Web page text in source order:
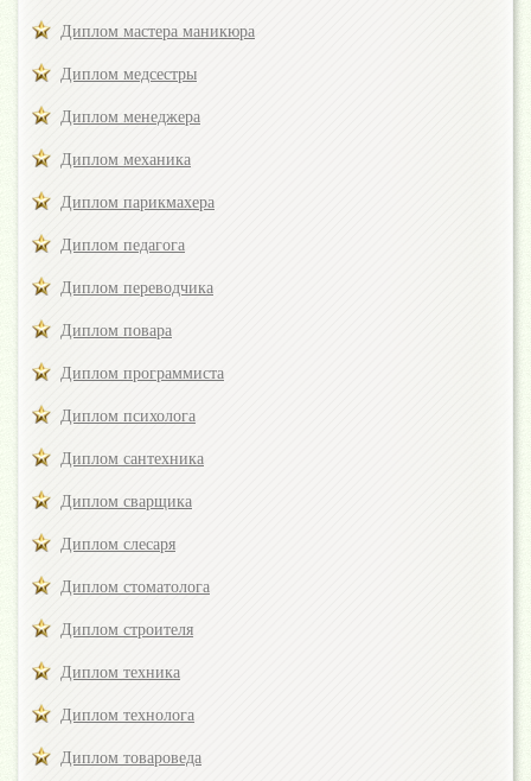
Диплом мастера маникюра
Диплом медсестры
Диплом менеджера
Диплом механика
Диплом парикмахера
Диплом педагога
Диплом переводчика
Диплом повара
Диплом программиста
Диплом психолога
Диплом сантехника
Диплом сварщика
Диплом слесаря
Диплом стоматолога
Диплом строителя
Диплом техника
Диплом технолога
Диплом товароведа